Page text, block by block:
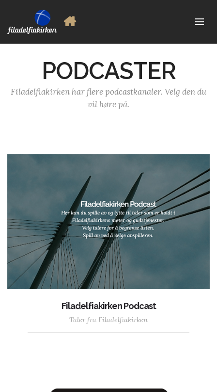
PODCASTER
Filadelfiakirken har flere podcastkanaler. Velg den du
vil høre på.
Filadelfiakirken Podcast
Taler fra Filadelfiakirken